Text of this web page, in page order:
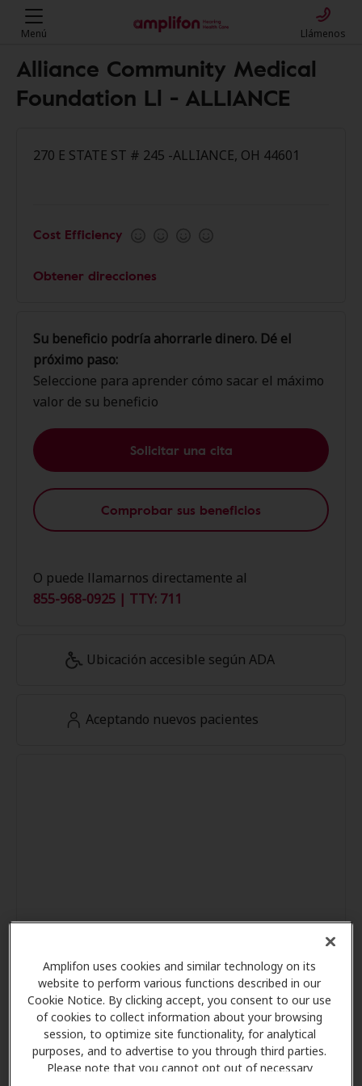
Amplifon uses cookies and similar technology on its
website to perform various functions described in our
Cookie Notice. By clicking accept, you consent to our use
of cookies to collect information about your browsing
session, to optimize site functionality, for analytical
purposes, and to advertise to you through third parties.
Please note that you cannot opt out of necessary
Menú Llámenos
Alliance Community Medical
Foundation Ll - ALLIANCE
270 E STATE ST # 245 -ALLIANCE, OH 44601
Cost Efficiency
Obtener direcciones
Su beneficio podría ahorrarle dinero. Dé el
próximo paso:
Seleccione para aprender cómo sacar el máximo
valor de su beneficio
Solicitar una cita
Comprobar sus beneficios
O puede llamarnos directamente al
855-968-0925 | TTY: 711
Ubicación accesible según ADA
Aceptando nuevos pacientes